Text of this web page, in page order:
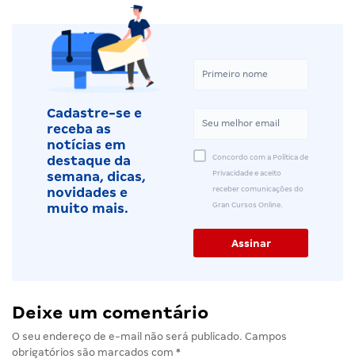
Cadastre-se e
receba as
notícias em
destaque da
semana, dicas,
novidades e
muito mais.
Concordo com a Política de
Privacidade e aceito
receber comunicações do
Gran Cursos Online.
Deixe um comentário
O seu endereço de e-mail não será publicado. Campos
obrigatórios são marcados com *